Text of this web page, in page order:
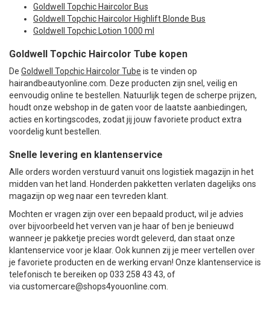
Goldwell Topchic Haircolor Bus
Goldwell Topchic Haircolor Highlift Blonde Bus
Goldwell Topchic Lotion 1000 ml
Goldwell Topchic Haircolor Tube kopen
De Goldwell Topchic Haircolor Tube is te vinden op
hairandbeautyonline.com. Deze producten zijn snel, veilig en
eenvoudig online te bestellen. Natuurlijk tegen de scherpe prijzen,
houdt onze webshop in de gaten voor de laatste aanbiedingen,
acties en kortingscodes, zodat jij jouw favoriete product extra
voordelig kunt bestellen.
Snelle levering en klantenservice
Alle orders worden verstuurd vanuit ons logistiek magazijn in het
midden van het land. Honderden pakketten verlaten dagelijks ons
magazijn op weg naar een tevreden klant.
Mochten er vragen zijn over een bepaald product, wil je advies
over bijvoorbeeld het verven van je haar of ben je benieuwd
wanneer je pakketje precies wordt geleverd, dan staat onze
klantenservice voor je klaar. Ook kunnen zij je meer vertellen over
je favoriete producten en de werking ervan! Onze klantenservice is
telefonisch te bereiken op 033 258 43 43, of
via customercare@shops4youonline.com